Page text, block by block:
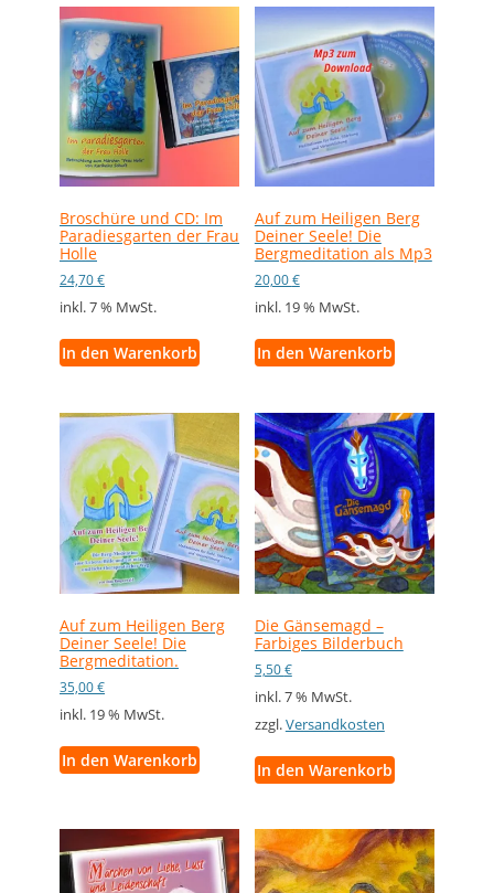
Broschüre und CD: Im
Paradiesgarten der Frau
Holle
24,70€
inkl. 7 % MwSt.
In den Warenkorb
Auf zum Heiligen Berg
Deiner Seele! Die
Bergmeditation als Mp3
20,00€
inkl. 19 % MwSt.
In den Warenkorb
Auf zum Heiligen Berg
Deiner Seele! Die
Bergmeditation.
35,00€
inkl. 19 % MwSt.
In den Warenkorb
Die Gänsemagd –
Farbiges Bilderbuch
5,50€
inkl. 7 % MwSt.
zzgl.Versandkosten
In den Warenkorb